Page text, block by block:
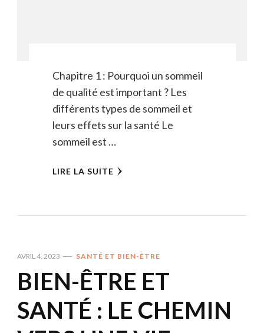
Chapitre 1 : Pourquoi un sommeil
de qualité est important ? Les
différents types de sommeil et
leurs effets sur la santé Le
sommeil est …
LIRE LA SUITE
AVRIL 4, 2023 SANTÉ ET BIEN-ÊTRE
BIEN-ÊTRE ET
SANTÉ : LE CHEMIN